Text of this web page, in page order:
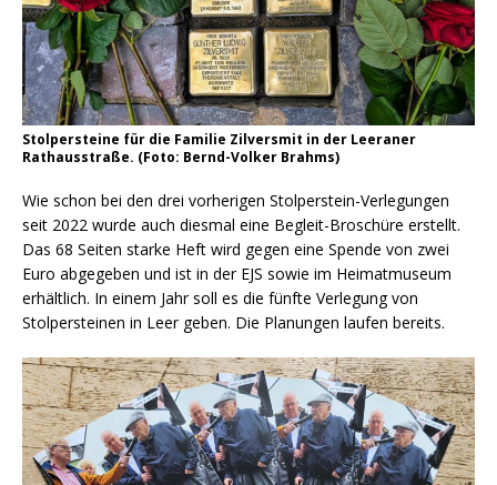
Stolpersteine für die Familie Zilversmit in der Leeraner
Rathausstraße. (Foto: Bernd-Volker Brahms)
Wie schon bei den drei vorherigen Stolperstein-Verlegungen
seit 2022 wurde auch diesmal eine Begleit-Broschüre erstellt.
Das 68 Seiten starke Heft wird gegen eine Spende von zwei
Euro abgegeben und ist in der EJS sowie im Heimatmuseum
erhältlich. In einem Jahr soll es die fünfte Verlegung von
Stolpersteinen in Leer geben. Die Planungen laufen bereits.